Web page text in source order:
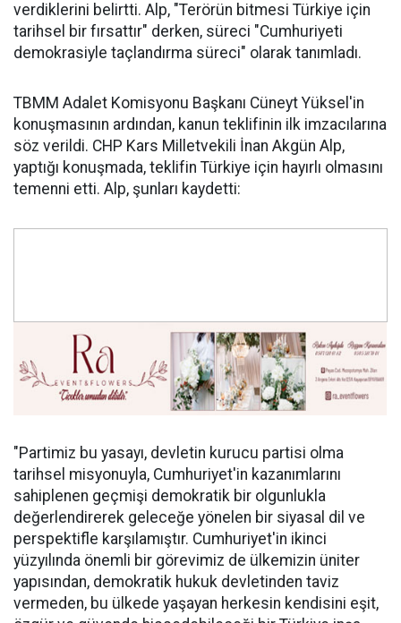
verdiklerini belirtti. Alp, "Terörün bitmesi Türkiye için
tarihsel bir fırsattır" derken, süreci "Cumhuriyeti
demokrasiyle taçlandırma süreci" olarak tanımladı.
TBMM Adalet Komisyonu Başkanı Cüneyt Yüksel'in
konuşmasının ardından, kanun teklifinin ilk imzacılarına
söz verildi. CHP Kars Milletvekili İnan Akgün Alp,
yaptığı konuşmada, teklifin Türkiye için hayırlı olmasını
temenni etti. Alp, şunları kaydetti:
"Partimiz bu yasayı, devletin kurucu partisi olma
tarihsel misyonuyla, Cumhuriyet'in kazanımlarını
sahiplenen geçmişi demokratik bir olgunlukla
değerlendirerek geleceğe yönelen bir siyasal dil ve
perspektifle karşılamıştır. Cumhuriyet'in ikinci
yüzyılında önemli bir görevimiz de ülkemizin üniter
yapısından, demokratik hukuk devletinden taviz
vermeden, bu ülkede yaşayan herkesin kendisini eşit,